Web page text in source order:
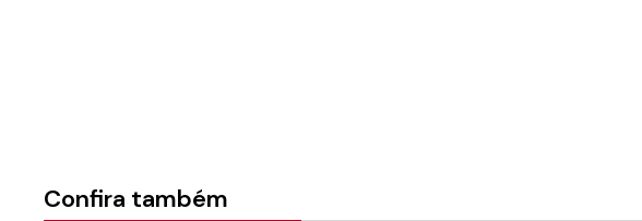
Confira também